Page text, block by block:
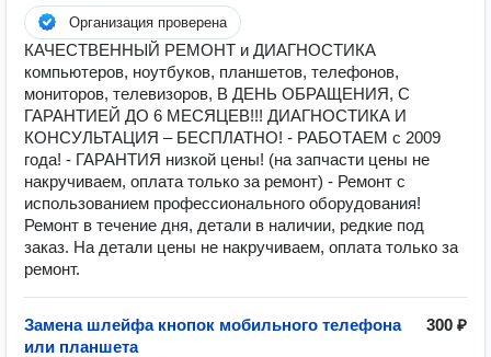
Организация проверена
КАЧЕСТВЕННЫЙ РЕМОНТ и ДИАГНОСТИКА
компьютеров, ноутбуков, планшетов, телефонов,
мониторов, телевизоров, В ДЕНЬ ОБРАЩЕНИЯ, С
ГАРАНТИЕЙ ДО 6 МЕСЯЦЕВ!!! ДИАГНОСТИКА И
КОНСУЛЬТАЦИЯ – БЕСПЛАТНО! - РАБОТАЕМ с 2009
года! - ГАРАНТИЯ низкой цены! (на запчасти цены не
накручиваем, оплата только за ремонт) - Ремонт с
использованием профессионального оборудования!
Ремонт в течение дня, детали в наличии, редкие под
заказ. На детали цены не накручиваем, оплата только за
ремонт.
Замена шлейфа кнопок мобильного телефона
или планшета
300 ₽